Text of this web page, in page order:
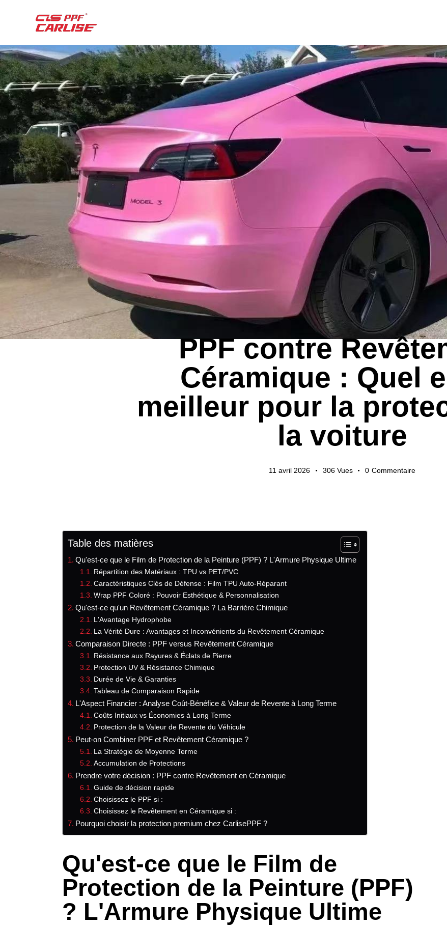
GUIDES D'EXPORTATION
PPF contre
Céramique : Quel
meilleur pour la
la voiture
11 avril 2026 306 Vues 0 Commentaire
Table des matières
Qu'est-ce que le Film de Protection de la Peinture (PPF) ? L'Armure Physique Ultime
Répartition des Matériaux : TPU vs PET/PVC
Caractéristiques Clés de Défense : Film TPU Auto-Réparant
Wrap PPF Coloré : Pouvoir Esthétique & Personnalisation
Qu'est-ce qu'un Revêtement Céramique ? La Barrière Chimique
L'Avantage Hydrophobe
La Vérité Dure : Avantages et Inconvénients du Revêtement Céramique
Comparaison Directe : PPF versus Revêtement Céramique
Résistance aux Rayures & Éclats de Pierre
Protection UV & Résistance Chimique
Durée de Vie & Garanties
Tableau de Comparaison Rapide
L'Aspect Financier : Analyse Coût-Bénéfice & Valeur de Revente à Long Terme
Coûts Initiaux vs Économies à Long Terme
Protection de la Valeur de Revente du Véhicule
Peut-on Combiner PPF et Revêtement Céramique ?
La Stratégie de Moyenne Terme
Accumulation de Protections
Prendre votre décision : PPF contre Revêtement en Céramique
Guide de décision rapide
Choisissez le PPF si :
Choisissez le Revêtement en Céramique si :
Pourquoi choisir la protection premium chez CarlisePPF ?
Qu'est-ce que le Film de
Protection de la Peinture (PPF)
? L'Armure Physique Ultime